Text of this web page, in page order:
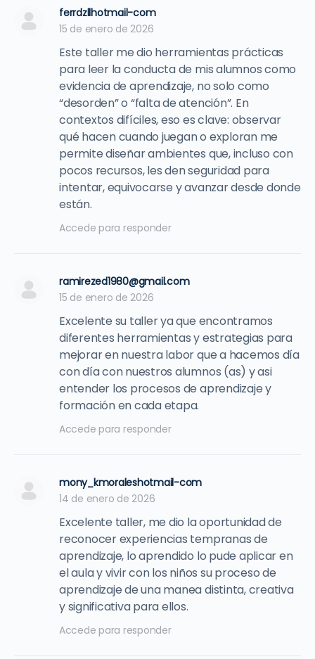
ferrdzllhotmail-com
15 de enero de 2026
Este taller me dio herramientas prácticas
para leer la conducta de mis alumnos como
evidencia de aprendizaje, no solo como
“desorden” o “falta de atención”. En
contextos difíciles, eso es clave: observar
qué hacen cuando juegan o exploran me
permite diseñar ambientes que, incluso con
pocos recursos, les den seguridad para
intentar, equivocarse y avanzar desde donde
están.
Accede para responder
ramirezed1980@gmail.com
15 de enero de 2026
Excelente su taller ya que encontramos
diferentes herramientas y estrategias para
mejorar en nuestra labor que a hacemos día
con día con nuestros alumnos (as) y asi
entender los procesos de aprendizaje y
formación en cada etapa.
Accede para responder
mony_kmoraleshotmail-com
14 de enero de 2026
Excelente taller, me dio la oportunidad de
reconocer experiencias tempranas de
aprendizaje, lo aprendido lo pude aplicar en
el aula y vivir con los niños su proceso de
aprendizaje de una manea distinta, creativa
y significativa para ellos.
Accede para responder